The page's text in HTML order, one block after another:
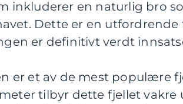
inkluderer en naturlig bro
Dette er en
er definitivt verdt
er et av de mest populære
tilbyr dette fjellet